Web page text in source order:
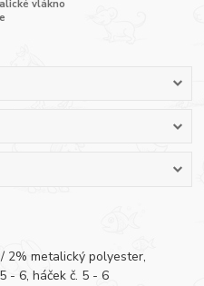
vlákno
2% metalický polyester,
- 6, háček č. 5 - 6